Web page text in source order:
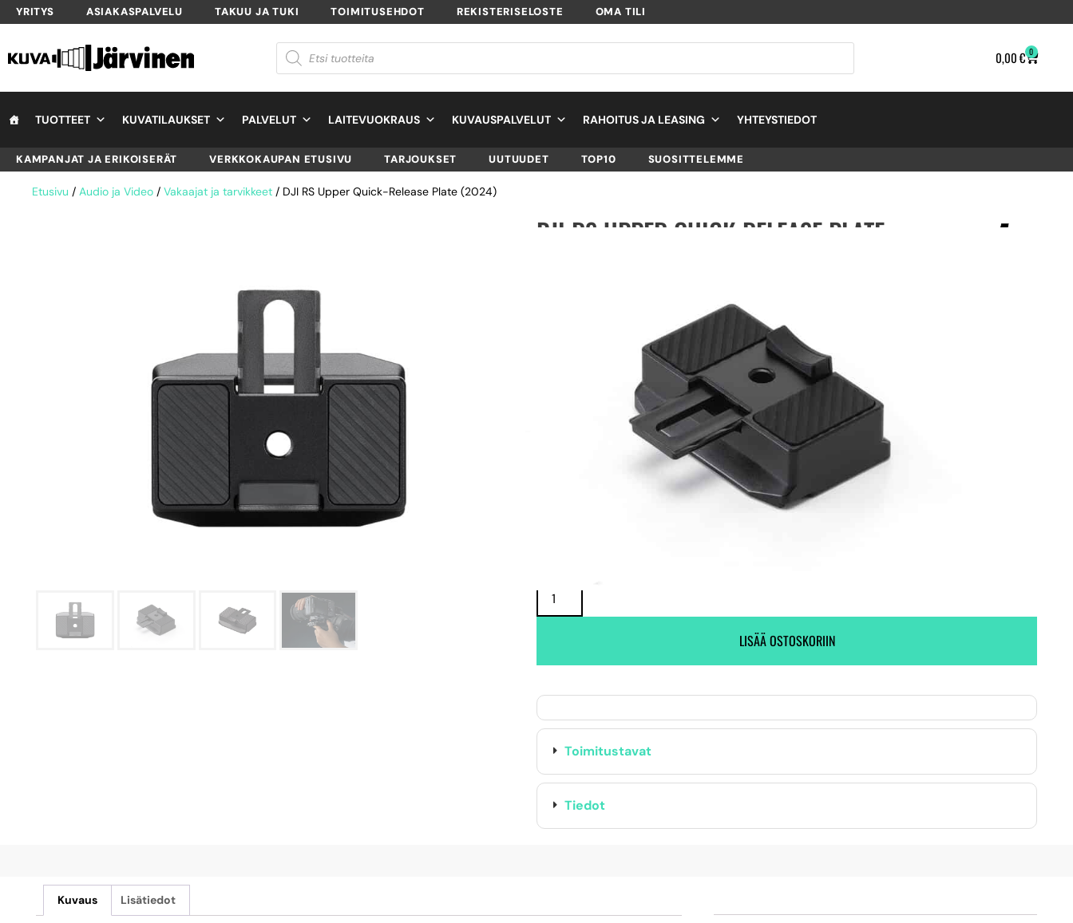
YRITYS ASIAKASPALVELU TAKUU JA TUKI TOIMITUSEHDOT REKISTERISELOSTE OMA TILI
0,00€ 0
TUOTTEET KUVATILAUKSET PALVELUT LAITEVUOKRAUS KUVAUSPALVELUT RAHOITUS JA LEASING YHTEYSTIEDOT
KAMPANJAT JA ERIKOISERÄT VERKKOKAUPAN ETUSIVU TARJOUKSET UUTUUDET TOP10 SUOSITTELEMME
Etusivu / Audio ja Video / Vakaajat ja tarvikkeet / DJI RS Upper Quick-Release Plate (2024)
DJI RS UPPER QUICK-RELEASE PLATE
TUOTTEEN SAATAVUUS
Oma varasto: Ei varastossa. (Toimitus 7-9 pv)
Maahantuojan varasto: 24 kpl varastossa.
LISÄÄ OSTOSKORIIN
Toimitustavat
Tiedot
Kuvaus Lisätiedot